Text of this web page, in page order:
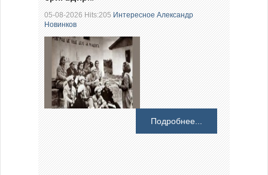
05-08-2026 Hits:205Интересное Александр
Новинков
Подробнее...